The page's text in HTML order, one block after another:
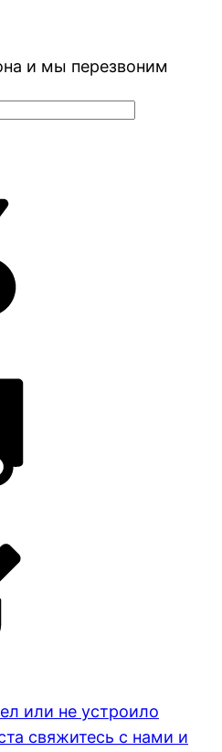
и мы перезвоним
или не устроило
свяжитесь с нами и